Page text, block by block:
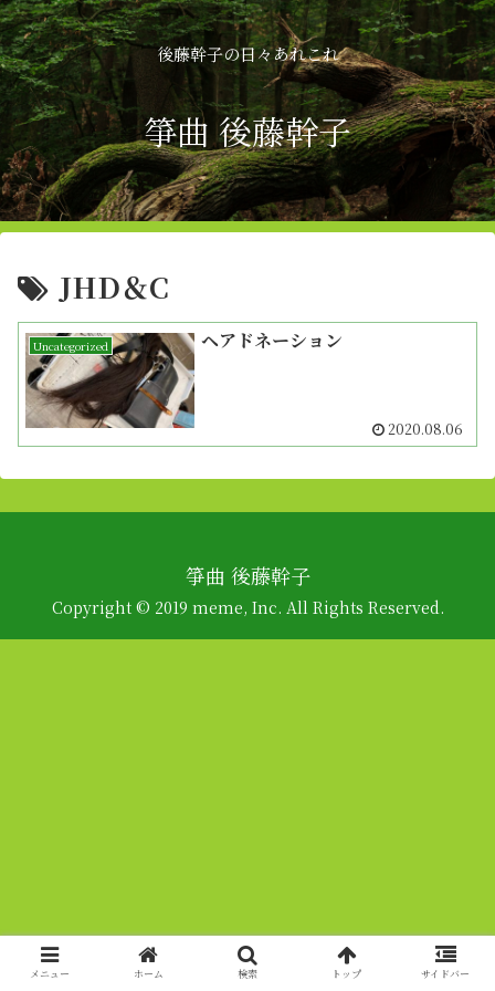
後藤幹子の日々あれこれ
箏曲 後藤幹子
JHD＆C
Uncategorized ヘアドネーション
2020.08.06
箏曲 後藤幹子
Copyright © 2019 meme, Inc. All Rights Reserved.
メニュー ホーム 検索 トップ サイドバー